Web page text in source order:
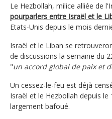
Le Hezbollah, milice alliée de
pourparlers entre Israël et le
Etats-Unis depuis le mois
Israël et le Liban se
de discussions la semaine du
"un accord global de paix et
Un cessez-le-feu est déjà
Israël et le Hezbollah depuis le
largement bafoué.